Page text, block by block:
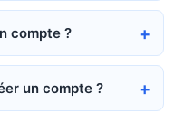
compte ?
un compte ?